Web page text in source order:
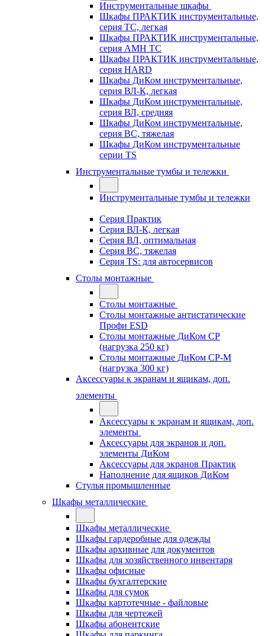
Инструментальные шкафы
Шкафы ПРАКТИК инструментальные,
серия TC, легкая
Шкафы ПРАКТИК инструментальные,
серия AMH TC
Шкафы ПРАКТИК инструментальные,
серия HARD
Шкафы ДиКом инструментальные,
cерия ВЛ-К, легкая
Шкафы ДиКом инструментальные,
серия ВЛ, средняя
Шкафы ДиКом инструментальные,
серия ВС, тяжелая
Шкафы ДиКом инструментальные
серии TS
Инструментальные тумбы и тележки
Инструментальные тумбы и тележки
Серия Практик
Серия ВЛ-К, легкая
Серия ВЛ, оптимальная
Серия ВС, тяжелая
Серия TS: для автосервисов
Столы монтажные
Столы монтажные
Столы монтажные антистатические
Профи ESD
Столы монтажные ДиКом СР
(нагрузка 250 кг)
Столы монтажные ДиКом СР-М
(нагрузка 300 кг)
Аксессуары к экранам и ящикам, доп.
элементы
Аксессуары к экранам и ящикам, доп.
элементы
Аксессуары для экранов и доп.
элементы ДиКом
Аксессуары для экранов Практик
Наполнение для ящиков ДиКом
Стулья промышленные
Шкафы металлические
Шкафы металлические
Шкафы гардеробные для одежды
Шкафы архивные для документов
Шкафы для хозяйственного инвентаря
Шкафы офисные
Шкафы бухгалтерские
Шкафы для сумок
Шкафы картотечные - файловые
Шкафы для чертежей
Шкафы абонентские